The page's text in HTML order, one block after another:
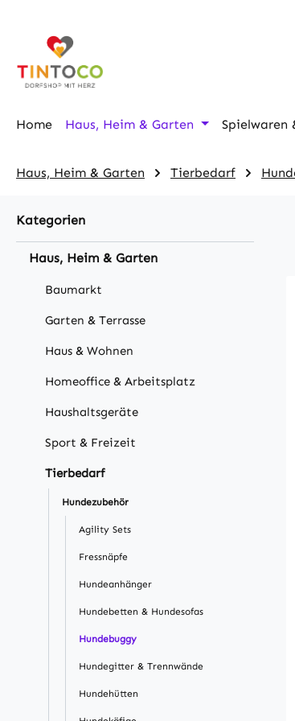
Home Haus, Heim & Garten Spielwaren
Haus, Heim & Garten Tierbedarf
Kategorien
Haus, Heim & Garten
Baumarkt
Garten & Terrasse
Haus & Wohnen
Homeoffice & Arbeitsplatz
Haushaltsgeräte
Sport & Freizeit
Tierbedarf
Hundezubehör
Agility Sets
Fressnäpfe
Hundeanhänger
Hundebetten & Hundesofas
Hundebuggy
Hundegitter & Trennwände
Hundehütten